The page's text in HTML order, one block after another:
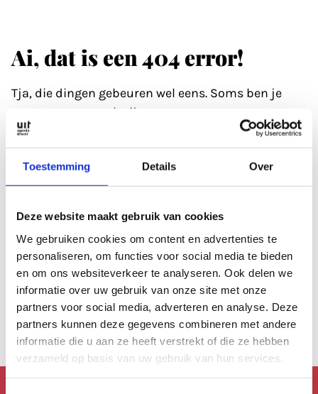
Toestemming Details Over
Deze website maakt gebruik van cookies
We gebruiken cookies om content en advertenties te
personaliseren, om functies voor social media te bieden
en om ons websiteverkeer te analyseren. Ook delen we
informatie over uw gebruik van onze site met onze
partners voor social media, adverteren en analyse. Deze
partners kunnen deze gegevens combineren met andere
informatie die u aan ze heeft verstrekt of die ze hebben
verzameld op basis van uw gebruik van hun services.
Ai, dat is een 404 error!
Tja, die dingen gebeuren wel eens. Soms ben je
gewoon even wat kwijt.
even een 'hickup'.
Anders kan je altijd even de zoekfunctie proberen?
Ofbekijk de agenda , die is altijd wel goed gevuld.
Of lees een artikel uitons archief.
Anders kan je altijd terug naar dehomepage.